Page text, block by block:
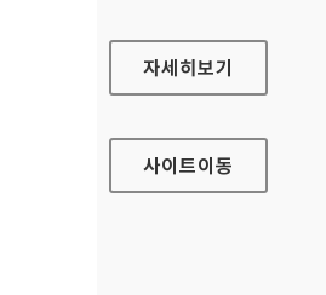
성북구청 대표 홈페이지
자세히보기
사이트이동